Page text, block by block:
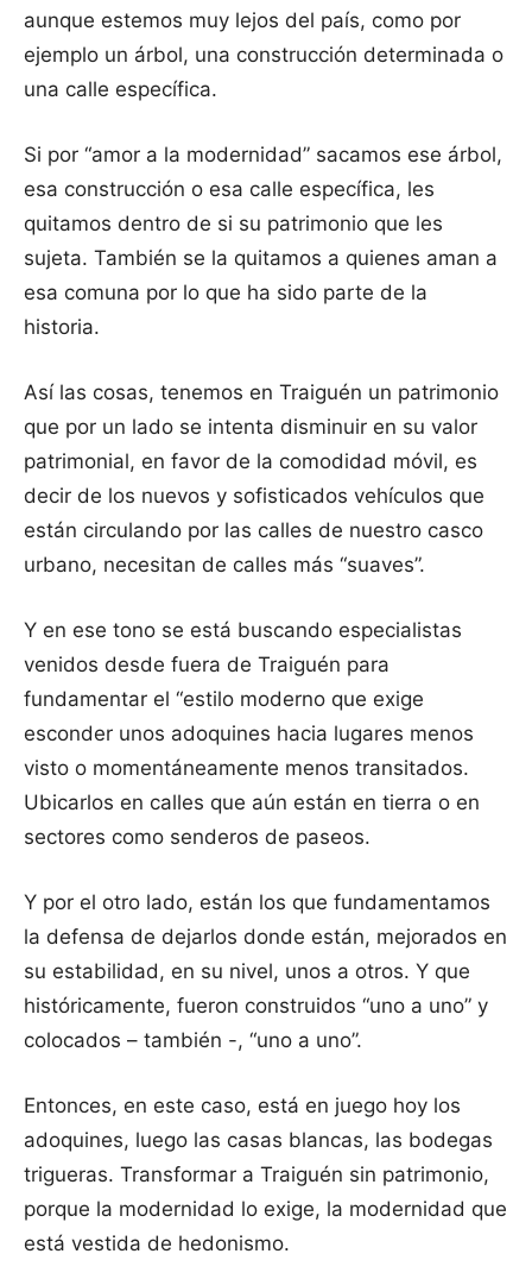
aunque estemos muy lejos del país, como por
ejemplo un árbol, una construcción determinada o
una calle específica.
Si por “amor a la modernidad” sacamos ese árbol,
esa construcción o esa calle específica, les
quitamos dentro de si su patrimonio que les
sujeta. También se la quitamos a quienes aman a
esa comuna por lo que ha sido parte de la
historia.
Así las cosas, tenemos en Traiguén un patrimonio
que por un lado se intenta disminuir en su valor
patrimonial, en favor de la comodidad móvil, es
decir de los nuevos y sofisticados vehículos que
están circulando por las calles de nuestro casco
urbano, necesitan de calles más “suaves”.
Y en ese tono se está buscando especialistas
venidos desde fuera de Traiguén para
fundamentar el “estilo moderno que exige
esconder unos adoquines hacia lugares menos
visto o momentáneamente menos transitados.
Ubicarlos en calles que aún están en tierra o en
sectores como senderos de paseos.
Y por el otro lado, están los que fundamentamos
la defensa de dejarlos donde están, mejorados en
su estabilidad, en su nivel, unos a otros. Y que
históricamente, fueron construidos “uno a uno” y
colocados – también -, “uno a uno”.
Entonces, en este caso, está en juego hoy los
adoquines, luego las casas blancas, las bodegas
trigueras. Transformar a Traiguén sin patrimonio,
porque la modernidad lo exige, la modernidad que
está vestida de hedonismo.